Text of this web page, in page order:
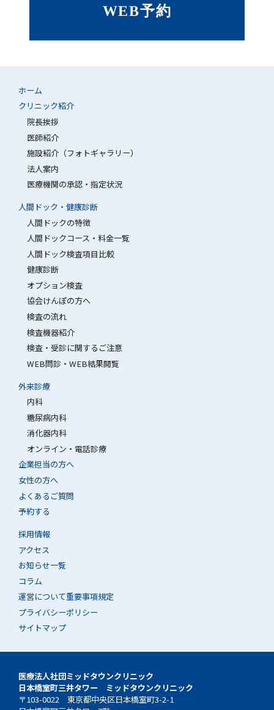
WEB予約
ホーム
クリニック紹介
院長挨拶
医師紹介
施設紹介（フォトギャラリー）
法人案内
医療機関の承認・指定状況
人間ドック・健康診断
人間ドックの特徴
人間ドックコース・料金一覧
人間ドック検査項目比較
健康診断
オプション検査
協会けんぽの方へ
検査の流れ
検査機器紹介
検査・受診に関するご注意
WEB問診・WEB結果閲覧
外来診療
内科
糖尿病内科
消化器内科
オンライン・電話診療
企業担当の方へ
女性の方へ
よくあるご質問
予約する
採用情報
アクセス
お知らせ一覧
コラム
運営について重要事項規定
プライバシーポリシー
サイトマップ
医療法人社団ミッドタウンクリニック
日本橋室町三井タワー ミッドタウンクリニック
〒103-0022 東京都中央区日本橋室町3-2-1